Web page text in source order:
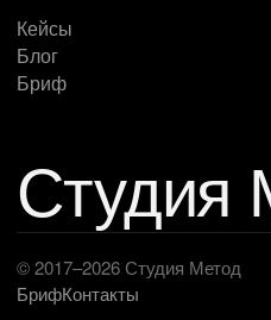
Кейсы
Блог
Бриф
Студия
© 2017–2026 Студия Метод
БрифКонтакты